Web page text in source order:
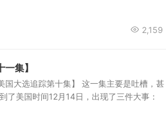
2,159
集】
大选追踪第十集】 这一集主要是吐槽，甚
了美国时间12月14日，出现了三件大事：